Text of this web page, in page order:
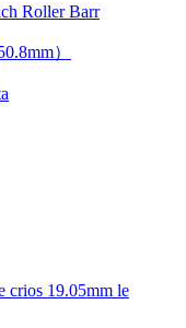
Roller Barr
）